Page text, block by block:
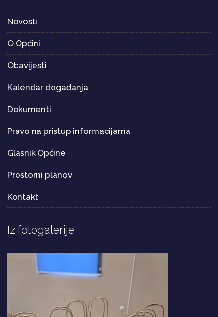
Novosti
O Općini
Obavijesti
Kalendar događanja
Dokumenti
Pravo na pristup informacijama
Glasnik Općine
Prostorni planovi
Kontakt
Iz fotogalerije